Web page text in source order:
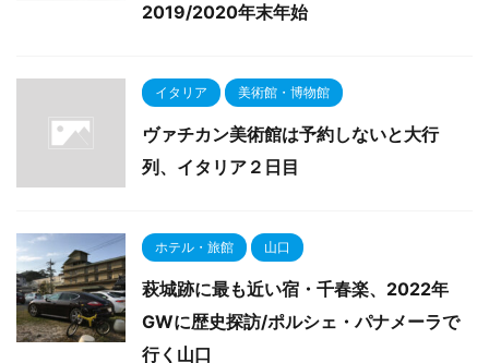
2019/2020年末年始
イタリア 美術館・博物館
ヴァチカン美術館は予約しないと大行
列、イタリア２日目
ホテル・旅館 山口
萩城跡に最も近い宿・千春楽、2022年
GWに歴史探訪/ポルシェ・パナメーラで
行く山口